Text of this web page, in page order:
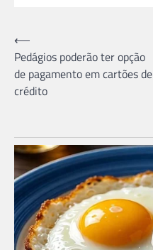
Navegação
de
Post
⟵
Pedágios poderão ter opção
de pagamento em cartões de
crédito